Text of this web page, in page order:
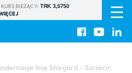
KURS BIEŻĄCY: TRK 3,5750 PL
EN
linię Stargard – Szczecin